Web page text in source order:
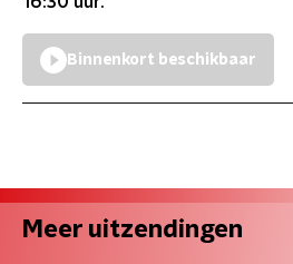
Binnenkort beschikbaar
Meer uitzendingen